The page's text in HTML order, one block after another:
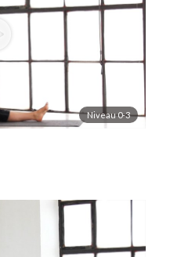
Niveau 0-3